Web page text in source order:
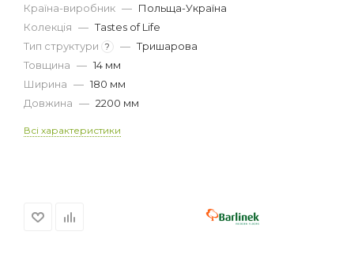
Країна-виробник — Польща-Україна
Колекція — Tastes of Life
Тип структури
? — Тришарова
Товщина — 14 мм
Ширина — 180 мм
Довжина — 2200 мм
Всі характеристики